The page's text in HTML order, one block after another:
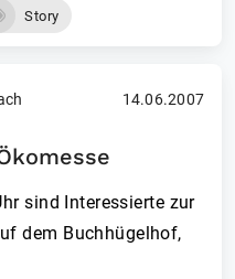
Story
14.06.2007
sind Interessierte zur
dem Buchhügelhof,